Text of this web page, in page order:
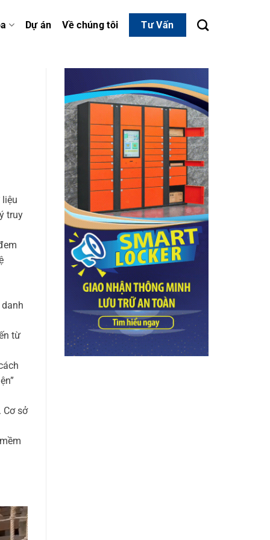
Dự án Về chúng tôi Tư Vấn
truy
từ
Cơ sở